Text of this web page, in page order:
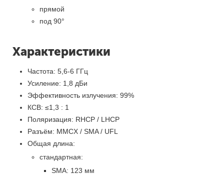
прямой
под 90°
Характеристики
Частота: 5,6-6 ГГц
Усиление: 1,8 дБи
Эффективность излучения: 99%
КСВ: ≤1,3 : 1
Поляризация: RHCP / LHCP
Разъём: MMCX / SMA / UFL
Общая длина:
стандартная:
SMA: 123 мм